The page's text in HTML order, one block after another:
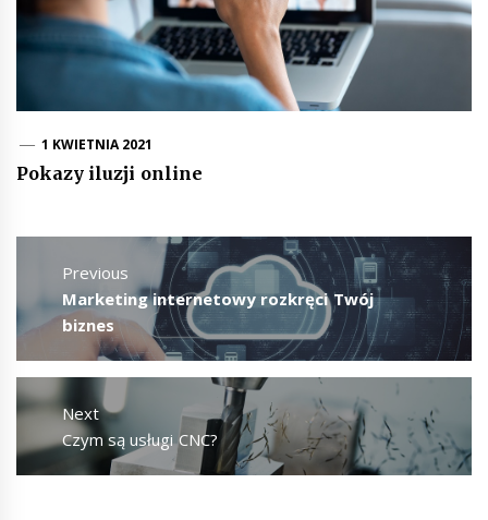
1 KWIETNIA 2021
Pokazy iluzji online
Nawigacja
wpisuPrevious
Previous
post:
Marketing internetowy rozkręci Twój
biznes
Next
Next
Czym są usługi CNC?